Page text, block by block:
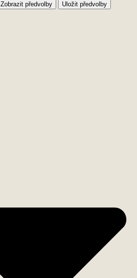
Zobrazit předvolby Uložit předvolby